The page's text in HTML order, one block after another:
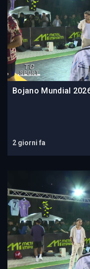
Bojano Mundial
2 giorni fa